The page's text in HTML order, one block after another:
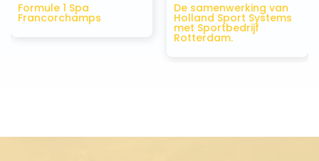
Formule 1 Spa
Francorchamps
De samenwerking van
Holland Sport Systems
met Sportbedrijf
Rotterdam.